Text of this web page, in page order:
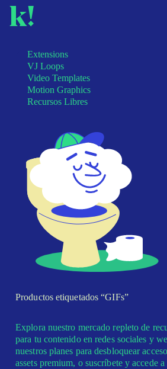
k!
Extensions
VJ Loops
Video Templates
Motion Graphics
Recursos Libres
Productos etiquetados “GIFs”
Explora nuestro mercado repleto de
para tu contenido en redes sociales y
nuestros planes para desbloquear
assets premium, o suscríbete y accede